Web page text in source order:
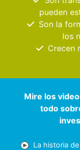
pueden
Son la
los
Crecen
Mire los
todo
La historia